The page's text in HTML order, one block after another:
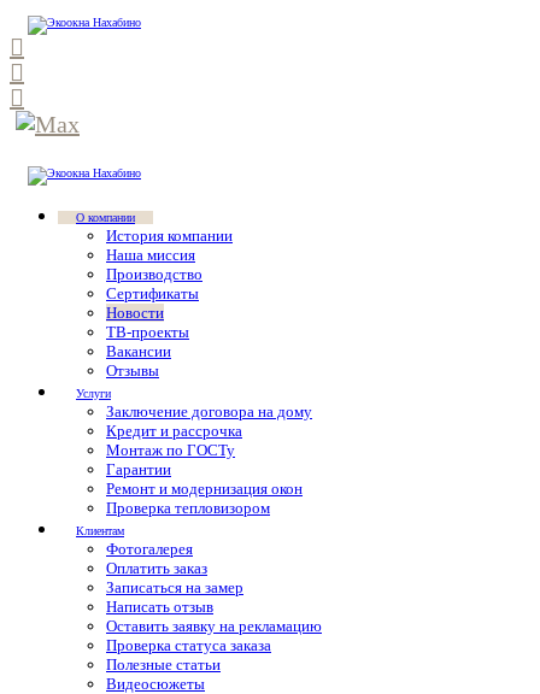
О компании
История компании
Наша миссия
Производство
Сертификаты
Новости
ТВ-проекты
Вакансии
Отзывы
Услуги
Заключение договора на дому
Кредит и рассрочка
Монтаж по ГОСТу
Гарантии
Ремонт и модернизация окон
Проверка тепловизором
Клиентам
Фотогалерея
Оплатить заказ
Записаться на замер
Написать отзыв
Оставить заявку на рекламацию
Проверка статуса заказа
Полезные статьи
Видеосюжеты